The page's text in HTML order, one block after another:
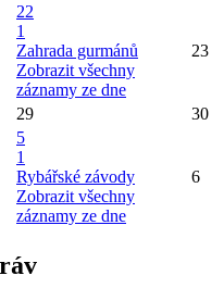
22
1
Zahrada gurmánů
Zobrazit všechny
záznamy ze dne
23
29 30
5
1
Rybářské závody
Zobrazit všechny
záznamy ze dne
6